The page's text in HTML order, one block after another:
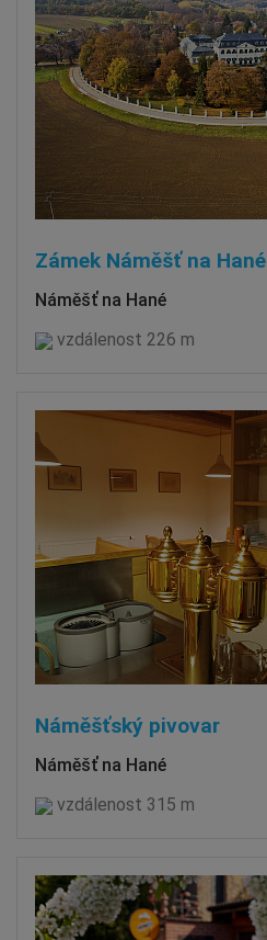
Zámek Náměšť na Hané
Náměšť na Hané
vzdálenost 226 m
Náměšťský pivovar
Náměšť na Hané
vzdálenost 315 m